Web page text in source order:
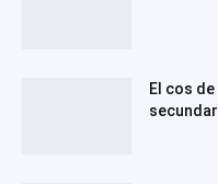
El cos